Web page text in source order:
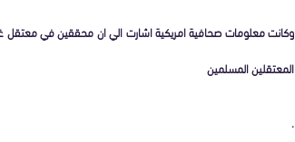
وكانت معلومات صحافية امريكية اشارت الي ان محققين في معتقل
المعتقلين المسلمين
.